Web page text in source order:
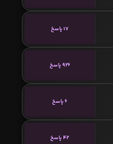
17 پاسخ
926 پاسخ
6 پاسخ
42 پاسخ